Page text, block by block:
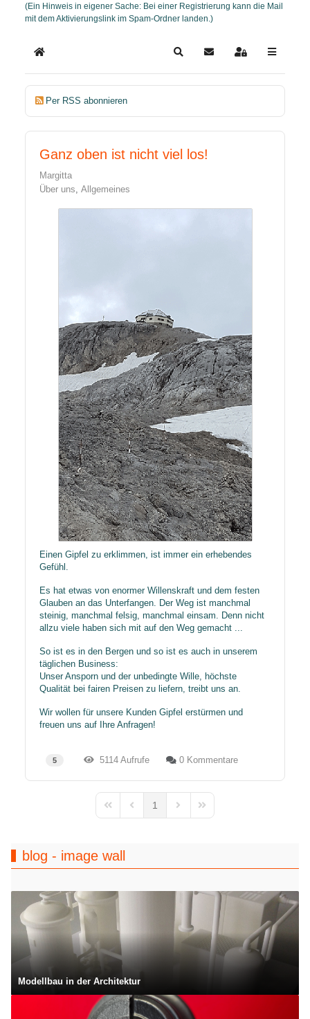
(Ein Hinweis in eigener Sache: Bei einer Registrierung kann die Mail
mit dem Aktivierungslink im Spam-Ordner landen.)
Home SearchUpdates abonnieren
Sign In
Per RSS abonnieren
Ganz oben ist nicht viel los!
Margitta
Über uns
Allgemeines
​Einen Gipfel zu erklimmen, ist immer ein erhebendes
Gefühl.
Es hat etwas von enormer Willenskraft und dem festen
Glauben an das Unterfangen. Der Weg ist manchmal
steinig, manchmal felsig, manchmal einsam. Denn nicht
allzu viele haben sich mit auf den Weg gemacht ...
So ist es in den Bergen und so ist es auch in unserem
täglichen Business:
Unser Ansporn und der unbedingte Wille, höchste
Qualität bei fairen Preisen zu liefern, treibt uns an.
Wir wollen für unsere Kunden Gipfel erstürmen und
freuen uns auf Ihre Anfragen!
5 5114 Aufrufe 0 Kommentare
First PagePrevious Page
1
Next PageLast Page
blog - image wall
Modellbau in der Architektur